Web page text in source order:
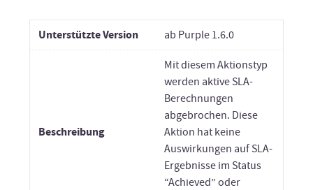
Unterstützte Version ab Purple 1.6.0
Beschreibung
Mit diesem Aktionstyp
werden aktive SLA-
Berechnungen
abgebrochen. Diese
Aktion hat keine
Auswirkungen auf SLA-
Ergebnisse im Status
“Achieved” oder